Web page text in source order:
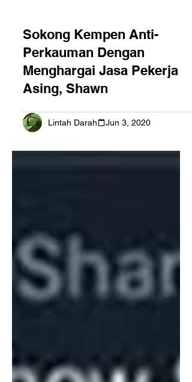
Sokong Kempen Anti-
Perkauman Dengan
Menghargai Jasa Pekerja
Asing, Shawn